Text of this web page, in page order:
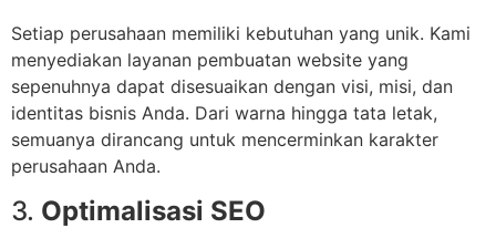
Setiap perusahaan memiliki kebutuhan yang unik. Kami
menyediakan layanan pembuatan website yang
sepenuhnya dapat disesuaikan dengan visi, misi, dan
identitas bisnis Anda. Dari warna hingga tata letak,
semuanya dirancang untuk mencerminkan karakter
perusahaan Anda.
3. Optimalisasi SEO